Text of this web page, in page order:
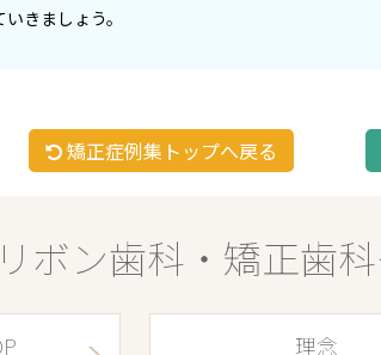
きましょう。
矯正症例集トップへ戻る
リボン歯科・矯正歯
理念